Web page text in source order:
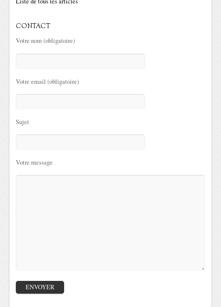
CONTACT
Votre nom (obligatoire)
Votre email (obligatoire)
Sujet
Votre message